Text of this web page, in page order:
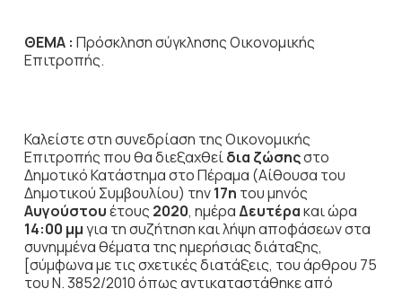
ΘΕΜΑ : Πρόσκληση σύγκλησης Οικονομικής
Επιτροπής.
Καλείστε στη συνεδρίαση της Οικονομικής
Επιτροπής που θα διεξαχθείδια ζώσηςστο
Δημοτικό Κατάστημα στο Πέραμα (Αίθουσα του
Δημοτικού Συμβουλίου) την17η του μηνός
Αυγούστουέτους 2020, ημέραΔευτέρακαι ώρα
14:00 μμγια τη συζήτησηκαι λήψη αποφάσεων στα
συνημμένα θέματα της ημερήσιας διάταξης,
[σύμφωνα με τις σχετικές διατάξεις, του άρθρου 75
του Ν. 3852/2010 όπως αντικαταστάθηκε από